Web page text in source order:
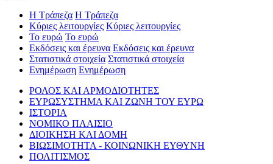
Η Τράπεζα Η Τράπεζα
Κύριες λειτουργίες Κύριες λειτουργίες
Το ευρώ Το ευρώ
Εκδόσεις και έρευνα Εκδόσεις και έρευνα
Στατιστικά στοιχεία Στατιστικά στοιχεία
Ενημέρωση Ενημέρωση
ΡΟΛΟΣ ΚΑΙ ΑΡΜΟΔΙΟΤΗΤΕΣ
ΕΥΡΩΣΥΣΤΗΜΑ ΚΑΙ ΖΩΝΗ ΤΟΥ ΕΥΡΩ
ΙΣΤΟΡΙΑ
ΝΟΜΙΚΟ ΠΛΑΙΣΙΟ
ΔΙΟΙΚΗΣΗ ΚΑΙ ΔΟΜΗ
ΒΙΩΣΙΜΟΤΗΤΑ - ΚΟΙΝΩΝΙΚΗ ΕΥΘΥΝΗ
ΠΟΛΙΤΙΣΜΟΣ